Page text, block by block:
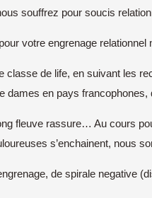
souffrez pour soucis
votre engrenage
classe de life, en suivant les
dames en pays
fleuve rassure… Au cours
s’enchainent, nous
de spirale negative